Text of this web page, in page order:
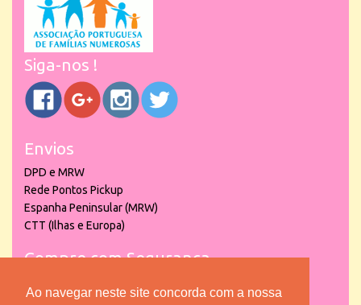
Ao navegar neste site concorda com a nossa
Siga-nos !
Envios
DPD e MRW
Rede Pontos Pickup
Espanha Peninsular (MRW)
CTT (Ilhas e Europa)
Compre com Segurança